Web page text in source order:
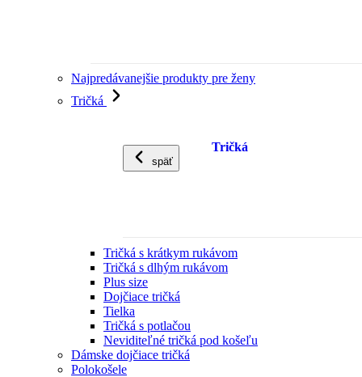
Najpredávanejšie produkty pre ženy
Tričká
späť
Tričká
Tričká s krátkym rukávom
Tričká s dlhým rukávom
Plus size
Dojčiace tričká
Tielka
Tričká s potlačou
Neviditeľné tričká pod košeľu
Dámske dojčiace tričká
Polokošele